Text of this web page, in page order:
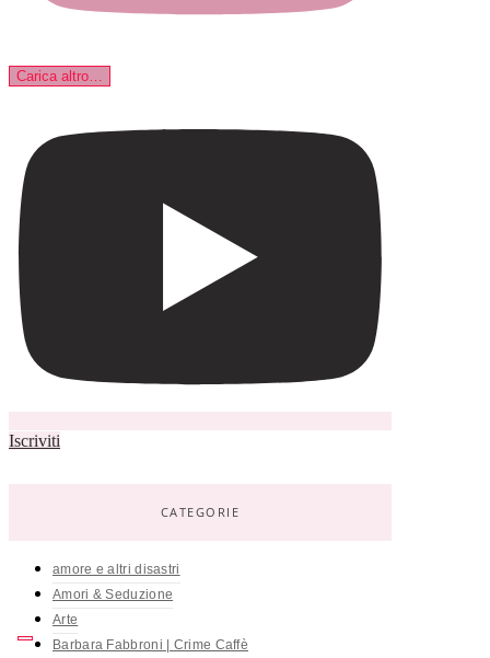
Carica altro…
Iscriviti
CATEGORIE
amore e altri disastri
Amori & Seduzione
Arte
Barbara Fabbroni | Crime Caffè